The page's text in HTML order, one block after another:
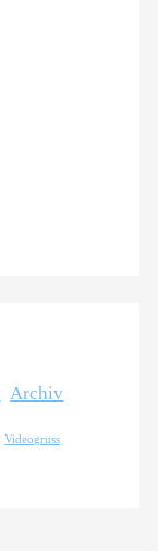
Archiv
Videogruss